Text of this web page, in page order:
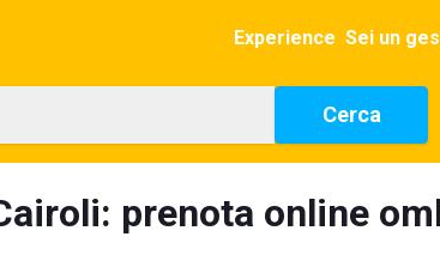
Experience Sei un
Cerca
prenota online